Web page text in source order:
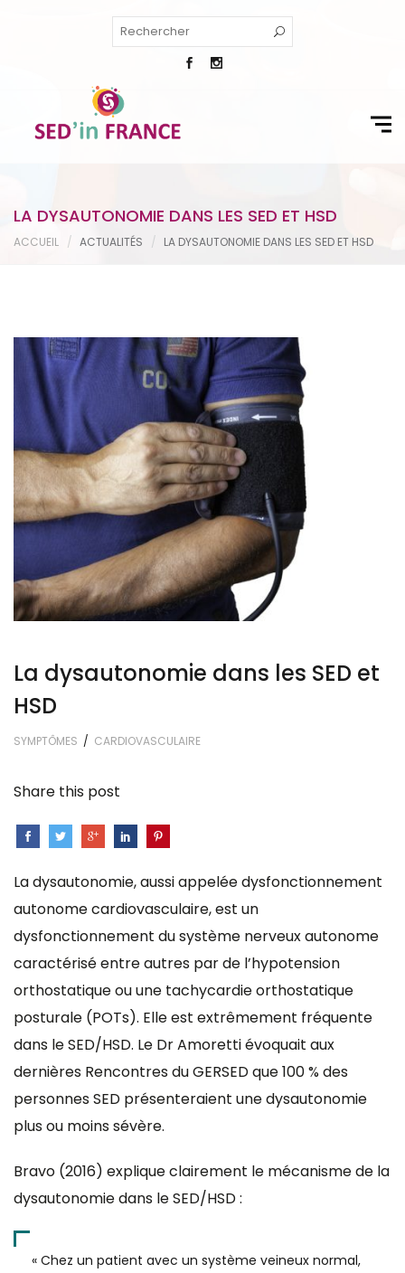
LA DYSAUTONOMIE DANS LES SED ET HSD
ACCUEIL ACTUALITÉS LA DYSAUTONOMIE DANS LES SED ET HSD
La dysautonomie dans les SED et
HSD
SYMPTÔMES / CARDIOVASCULAIRE
Share this post
La dysautonomie, aussi appelée dysfonctionnement
autonome cardiovasculaire, est un
dysfonctionnement du système nerveux autonome
caractérisé entre autres par de l’hypotension
orthostatique ou une tachycardie orthostatique
posturale (POTs). Elle est extrêmement fréquente
dans le SED/HSD. Le Dr Amoretti évoquait aux
dernières Rencontres du GERSED que 100 % des
personnes SED présenteraient une dysautonomie
plus ou moins sévère.
Bravo (2016) explique clairement le mécanisme de la
dysautonomie dans le SED/HSD :
« Chez un patient avec un système veineux normal,